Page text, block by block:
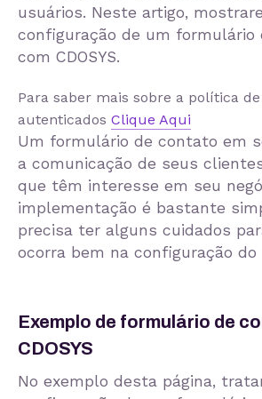
usuários. Neste artigo,
configuração de um formulário
com CDOSYS.
Para saber mais sobre a política de
autenticados Clique Aqui
Um formulário de contato em
a comunicação de seus
que têm interesse em seu
implementação é bastante
precisa ter alguns cuidados
ocorra bem na configuração
Exemplo de formulário de
CDOSYS
No exemplo desta página,